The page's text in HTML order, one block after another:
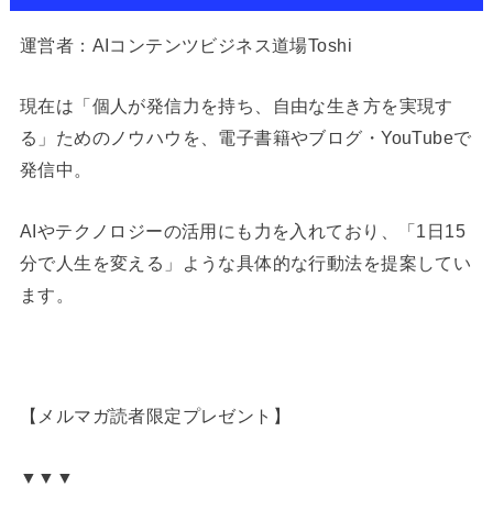
運営者：AIコンテンツビジネス道場Toshi
現在は「個人が発信力を持ち、自由な生き方を実現す
る」ためのノウハウを、電子書籍やブログ・YouTubeで
発信中。
AIやテクノロジーの活用にも力を入れており、「1日15
分で人生を変える」ような具体的な行動法を提案してい
ます。
【メルマガ読者限定プレゼント】
▼▼▼